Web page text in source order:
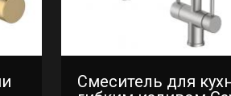
Смеситель для